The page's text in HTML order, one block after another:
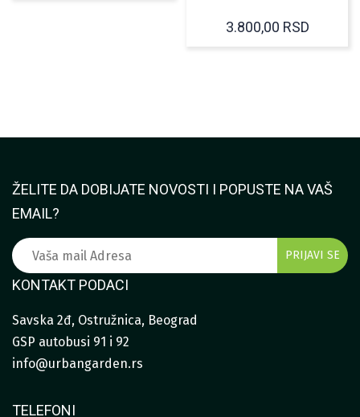
3.800,00 RSD
ŽELITE DA DOBIJATE NOVOSTI I POPUSTE NA VAŠ
EMAIL?
KONTAKT PODACI
Savska 2đ, Ostružnica, Beograd
GSP autobusi 91 i 92
info@urbangarden.rs
TELEFONI